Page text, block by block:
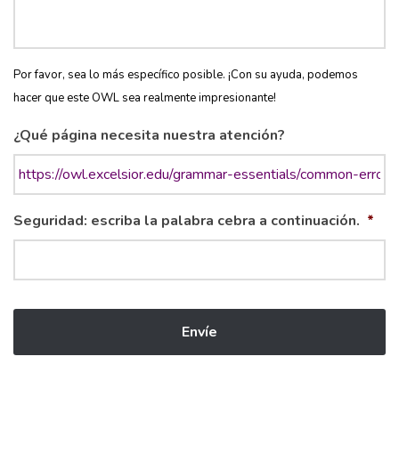
Por favor, sea lo más específico posible. ¡Con su ayuda, podemos
hacer que este OWL sea realmente impresionante!
¿Qué página necesita nuestra atención?
Seguridad: escriba la palabra cebra a continuación. *